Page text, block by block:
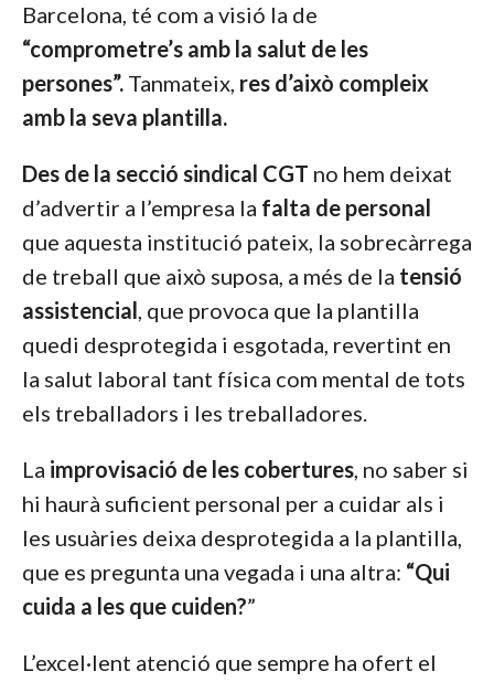
Barcelona, té com a visió la de
“comprometre’s amb la salut de les
persones”. Tanmateix, res d’això compleix
amb la seva plantilla.
Des de la secció sindical CGT no hem deixat
d’advertir a l’empresa la falta de personal
que aquesta institució pateix, la sobrecàrrega
de treball que això suposa, a més de la tensió
assistencial, que provoca que la plantilla
quedi desprotegida i esgotada, revertint en
la salut laboral tant física com mental de tots
els treballadors i les treballadores.
La improvisació de les cobertures, no saber si
hi haurà suficient personal per a cuidar als i
les usuàries deixa desprotegida a la plantilla,
que es pregunta una vegada i una altra: “Qui
cuida a les que cuiden?”
L’excel·lent atenció que sempre ha ofert el